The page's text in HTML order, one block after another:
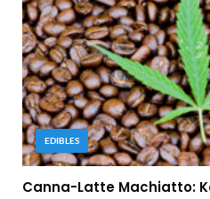
EDIBLES
Canna-Latte Machiatto: